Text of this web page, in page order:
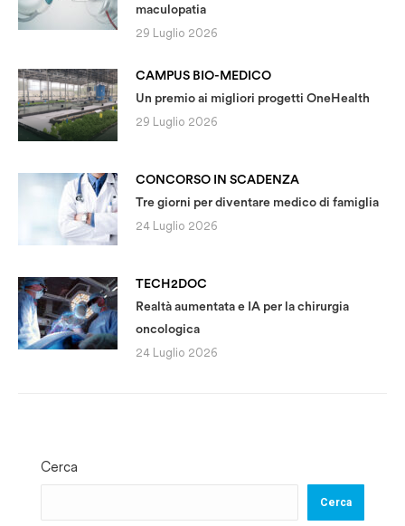
maculopatia
29 Luglio 2026
CAMPUS BIO-MEDICO
Un premio ai migliori progetti OneHealth
29 Luglio 2026
CONCORSO IN SCADENZA
Tre giorni per diventare medico di famiglia
24 Luglio 2026
TECH2DOC
Realtà aumentata e IA per la chirurgia
oncologica
24 Luglio 2026
Cerca
Cerca